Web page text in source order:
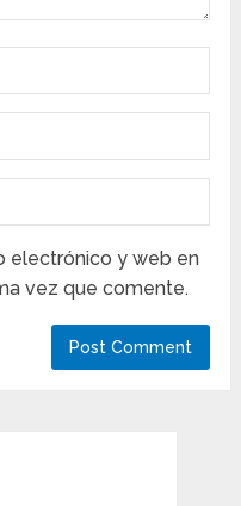
electrónico y web en
vez que comente.